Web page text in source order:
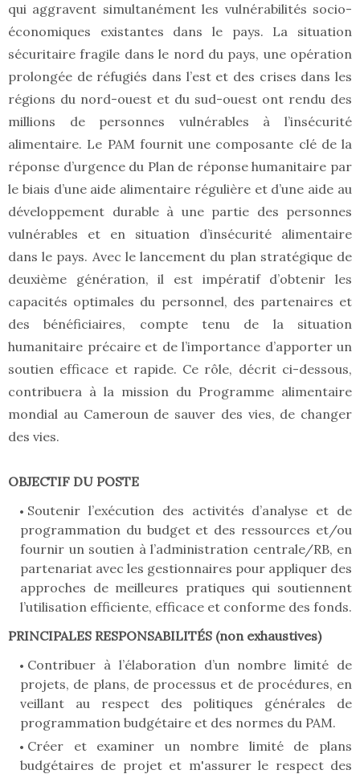
qui aggravent simultanément les vulnérabilités socio-
économiques existantes dans le pays. La situation
sécuritaire fragile dans le nord du pays, une opération
prolongée de réfugiés dans l’est et des crises dans les
régions du nord-ouest et du sud-ouest ont rendu des
millions de personnes vulnérables à l’insécurité
alimentaire. Le PAM fournit une composante clé de la
réponse d’urgence du Plan de réponse humanitaire par
le biais d’une aide alimentaire régulière et d’une aide au
développement durable à une partie des personnes
vulnérables et en situation d’insécurité alimentaire
dans le pays. Avec le lancement du plan stratégique de
deuxième génération, il est impératif d’obtenir les
capacités optimales du personnel, des partenaires et
des bénéficiaires, compte tenu de la situation
humanitaire précaire et de l’importance d’apporter un
soutien efficace et rapide. Ce rôle, décrit ci-dessous,
contribuera à la mission du Programme alimentaire
mondial au Cameroun de sauver des vies, de changer
des vies.
OBJECTIF DU POSTE
Soutenir l’exécution des activités d’analyse et de
programmation du budget et des ressources et/ou
fournir un soutien à l’administration centrale/RB, en
partenariat avec les gestionnaires pour appliquer des
approches de meilleures pratiques qui soutiennent
l’utilisation efficiente, efficace et conforme des fonds.
PRINCIPALES RESPONSABILITÉS (non exhaustives)
Contribuer à l’élaboration d’un nombre limité de
projets, de plans, de processus et de procédures, en
veillant au respect des politiques générales de
programmation budgétaire et des normes du PAM.
Créer et examiner un nombre limité de plans
budgétaires de projet et m'assurer le respect des